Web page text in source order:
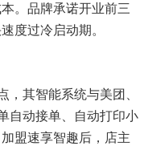
。品牌承诺开业前三
度过冷启动期。
，其智能系统与美团、
自动接单、自动打印小
盟速享智趣后，店主